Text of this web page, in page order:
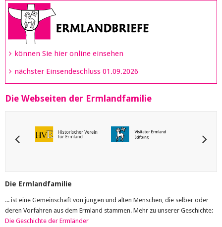
können Sie hier online einsehen
nächster Einsendeschluss 01.09.2026
Die Webseiten der Ermlandfamilie
Die Ermlandfamilie
... ist eine Gemeinschaft von jungen und alten Menschen, die selber oder
deren Vorfahren aus dem Ermland stammen. Mehr zu unserer Geschichte:
Die Geschichte der Ermländer